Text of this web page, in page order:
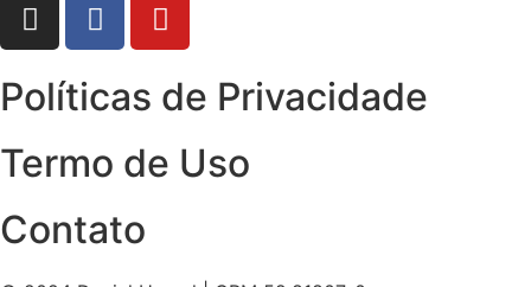
Políticas de Privacidade
Termo de Uso
Contato